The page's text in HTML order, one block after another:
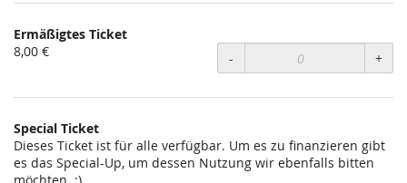
Ermäßigtes Ticket
8,00 €
- +
Special Ticket
Dieses Ticket ist für alle verfügbar. Um es zu finanzieren gibt
es das Special-Up, um dessen Nutzung wir ebenfalls bitten